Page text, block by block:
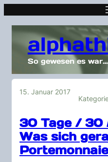
So gewesen es war…
15. Januar 2017
30 Tage / 30
Was sich